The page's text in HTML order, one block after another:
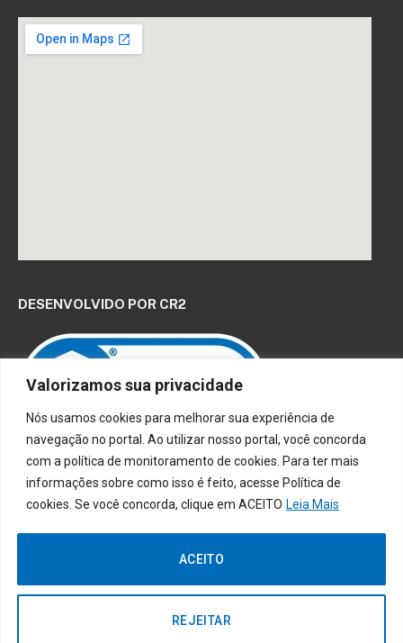
Valorizamos sua privacidade
Nós usamos cookies para melhorar sua experiência de
navegação no portal. Ao utilizar nosso portal, você concorda
com a política de monitoramento de cookies. Para ter mais
informações sobre como isso é feito, acesse Política de
cookies. Se você concorda, clique em ACEITO Leia Mais
REJEITAR
ACEITO
DESENVOLVIDO POR CR2
Muito mais quecriar site ousistema para prefeituras!
Realizamos uma assessoriacompleta, onde garantimos em
contrato que todas as exigências dasleis de transparência
públicaserão atendidas.